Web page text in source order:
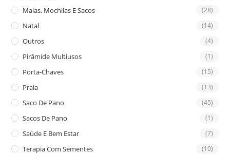
Malas, Mochilas E Sacos (28)
Natal (14)
Outros (4)
Pirâmide Multiusos (1)
Porta-Chaves (15)
Praia (13)
Saco De Pano (45)
Sacos De Pano (1)
Saúde E Bem Estar (7)
Terapia Com Sementes (10)